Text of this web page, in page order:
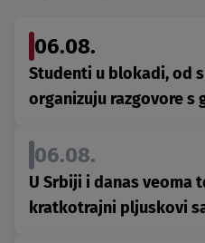
06.08.
Studenti u blokadi, od
organizuju razgovore s
06.08.
U Srbiji i danas veoma
kratkotrajni pljuskovi